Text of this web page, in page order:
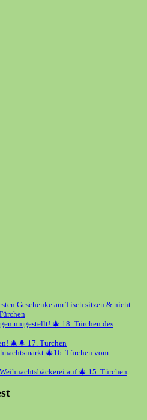
Geschenke am Tisch sitzen & nicht
umgestellt! 🎄 18. Türchen des
🎄🌲 17. Türchen
🎄16. Türchen vom
auf 🎄 15. Türchen